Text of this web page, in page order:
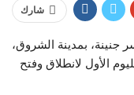
شارك
جنينة، بمدينة الشروق،
الأول لانطلاق وفتح